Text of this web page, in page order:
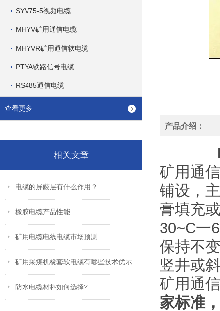
SYV75-5视频电缆
MHYV矿用通信电缆
MHYVR矿用通信软电缆
PTYA铁路信号电缆
RS485通信电缆
查看更多
相关文章
电缆的屏蔽层有什么作用？
橡胶电缆产品性能
矿用电缆电线电缆市场预测
矿用采煤机橡套软电缆有哪些技术优示
防水电缆材料如何选择?
产品介绍：
矿用通
铺设，
膏填充
30~C一
保持不
竖井或
矿用通
家标准